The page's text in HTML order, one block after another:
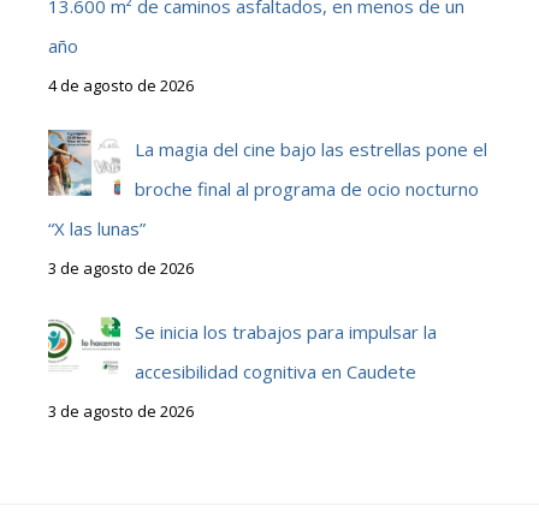
13.600 m² de caminos asfaltados, en menos de un
año
4 de agosto de 2026
La magia del cine bajo las estrellas pone el
broche final al programa de ocio nocturno
“X las lunas”
3 de agosto de 2026
Se inicia los trabajos para impulsar la
accesibilidad cognitiva en Caudete
3 de agosto de 2026